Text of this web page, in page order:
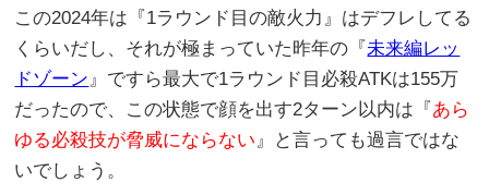
この2024年は『1ラウンド目の敵火力』はデフレしてる
くらいだし、それが極まっていた昨年の『未来編レッ
ドゾーン』ですら最大で1ラウンド目必殺ATKは155万
だったので、この状態で顔を出す2ターン以内は『 あら
ゆる必殺技が脅威にならない』と言っても過言ではな
いでしょう。